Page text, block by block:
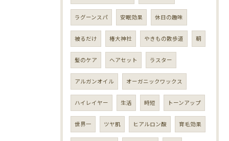
ラグーンスパ 安眠効果 休日の趣味
被るだけ 椿大神社 やきもの散歩道 朝
髪のケア ヘアセット ラスター
アルガンオイル オーガニックワックス
ハイレイヤー 生活 時短 トーンアップ
世界一 ツヤ肌 ヒアルロン酸 育毛効果